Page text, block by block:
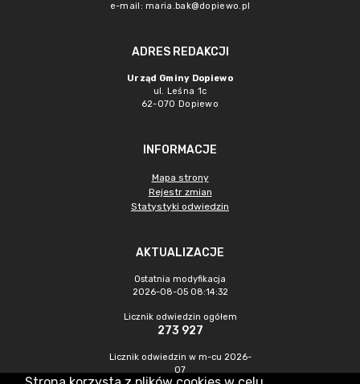
e-mail: maria.bak@dopiewo.pl
ADRES REDAKCJI
Urząd Gminy Dopiewo
ul. Leśna 1c
62-070 Dopiewo
INFORMACJE
Mapa strony
Rejestr zmian
Statystyki odwiedzin
AKTUALIZACJE
Ostatnia modyfikacja
2026-08-05 08:14:32
Licznik odwiedzin ogółem
273 927
Licznik odwiedzin w m-cu 2026-
07